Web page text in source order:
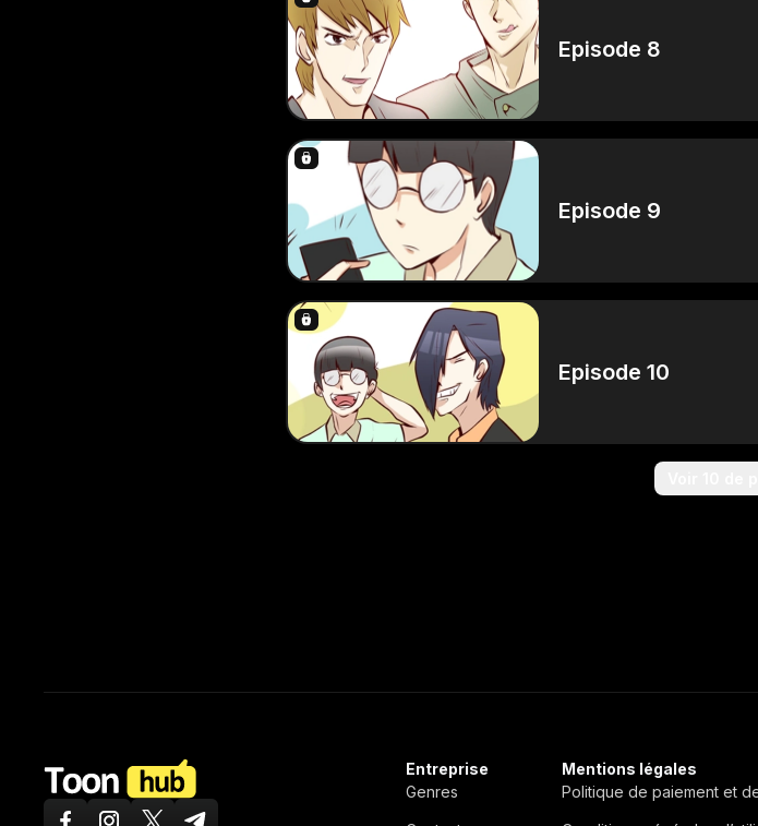
Episode 8
Episode 9
Episode 10
ToonHub
FacebookInstagramTwitter XTelegram
Entreprise
Genres
Mentions légales
Politique de paiement et